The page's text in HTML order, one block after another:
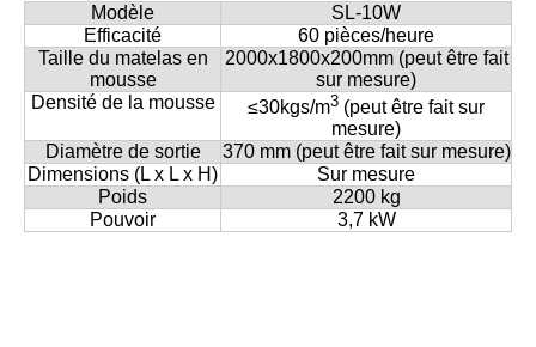
Modèle
SL-10W
Efficacité
60 pièces/heure
Taille du matelas en
mousse
2000x1800x200mm (peut être fait
sur mesure)
Densité de la mousse
≤30kgs/m3 (peut être fait sur
mesure)
Diamètre de sortie
370 mm (peut être fait sur mesure)
Dimensions (L x L x H)
Sur mesure
Poids
2200 kg
Pouvoir
3,7 kW